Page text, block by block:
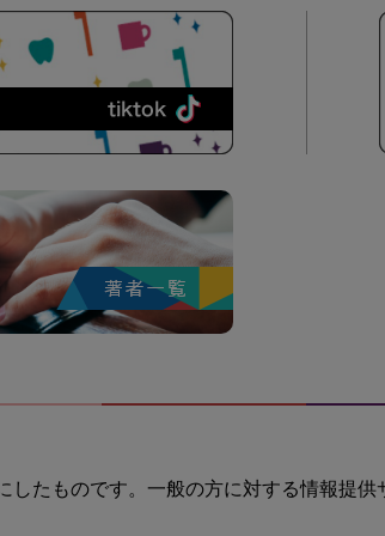
したものです。一般の方に対する情報提供